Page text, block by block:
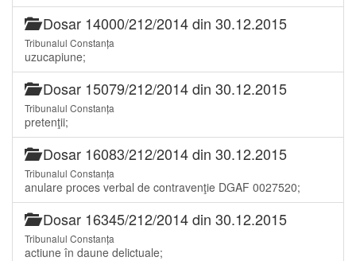
Dosar 14000/212/2014 din 30.12.2015
Tribunalul Constanța
uzucapiune;
Dosar 15079/212/2014 din 30.12.2015
Tribunalul Constanța
pretenţii;
Dosar 16083/212/2014 din 30.12.2015
Tribunalul Constanța
anulare proces verbal de contravenţie DGAF 0027520;
Dosar 16345/212/2014 din 30.12.2015
Tribunalul Constanța
actiune în daune delictuale;